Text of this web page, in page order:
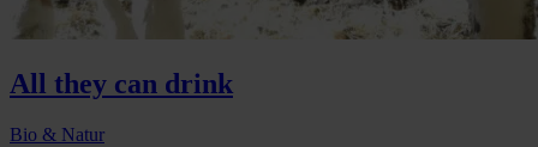
All they can drink
Bio & Natur